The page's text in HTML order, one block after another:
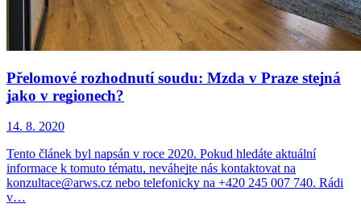
Přelomové rozhodnutí soudu: Mzda v Praze stejná
jako v regionech?
14. 8. 2020
Tento článek byl napsán v roce 2020. Pokud hledáte aktuální
informace k tomuto tématu, neváhejte nás kontaktovat na
konzultace@arws.cz nebo telefonicky na +420 245 007 740. Rádi
v…